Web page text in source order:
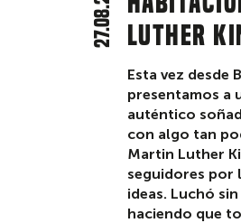
Luther
27.08.25
Esta vez desde
presentamos a
auténtico
con algo tan
Martin Luther
seguidores por
ideas. Luchó
haciendo que